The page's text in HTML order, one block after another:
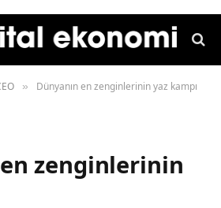
» Dünyanın en zenginlerinin yaz kampı
zenginlerinin